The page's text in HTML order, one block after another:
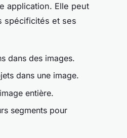
application. Elle peut
spécificités et ses
dans des images.
dans une image.
entière.
segments pour